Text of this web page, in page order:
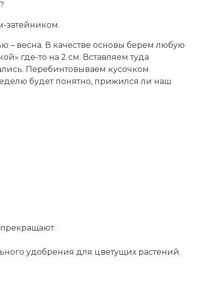
затейником.
– весна. В качестве основы берем любую
где-то на 2 см. Вставляем туда
Перебинтовываем кусочком
будет понятно, прижился ли наш
удобрения для цветущих растений.